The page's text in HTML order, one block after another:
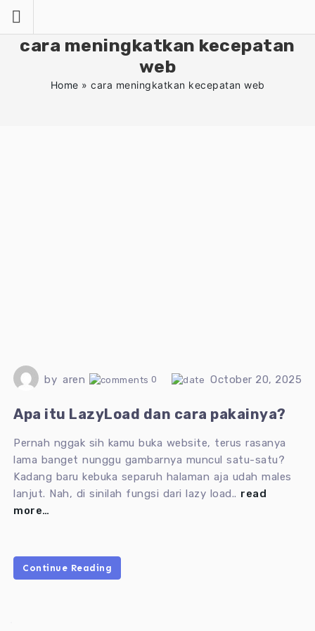
contentcara meningkatkan kecepatan
web
Home » cara meningkatkan kecepatan web
by aren 0 October 20, 2025
Apa itu LazyLoad dan cara pakainya?
Pernah nggak sih kamu buka website, terus rasanya
lama banget nunggu gambarnya muncul satu-satu?
Kadang baru kebuka separuh halaman aja udah males
lanjut. Nah, di sinilah fungsi dari lazy load.. read
more…
Continue Reading